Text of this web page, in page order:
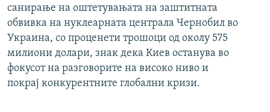
санирање на оштетувањата на заштитната
обвивка на нуклеарната централа Чернобил во
Украина, со проценети трошоци од околу 575
милиони долари, знак дека Киев останува во
фокусот на разговорите на високо ниво и
покрај конкурентните глобални кризи.